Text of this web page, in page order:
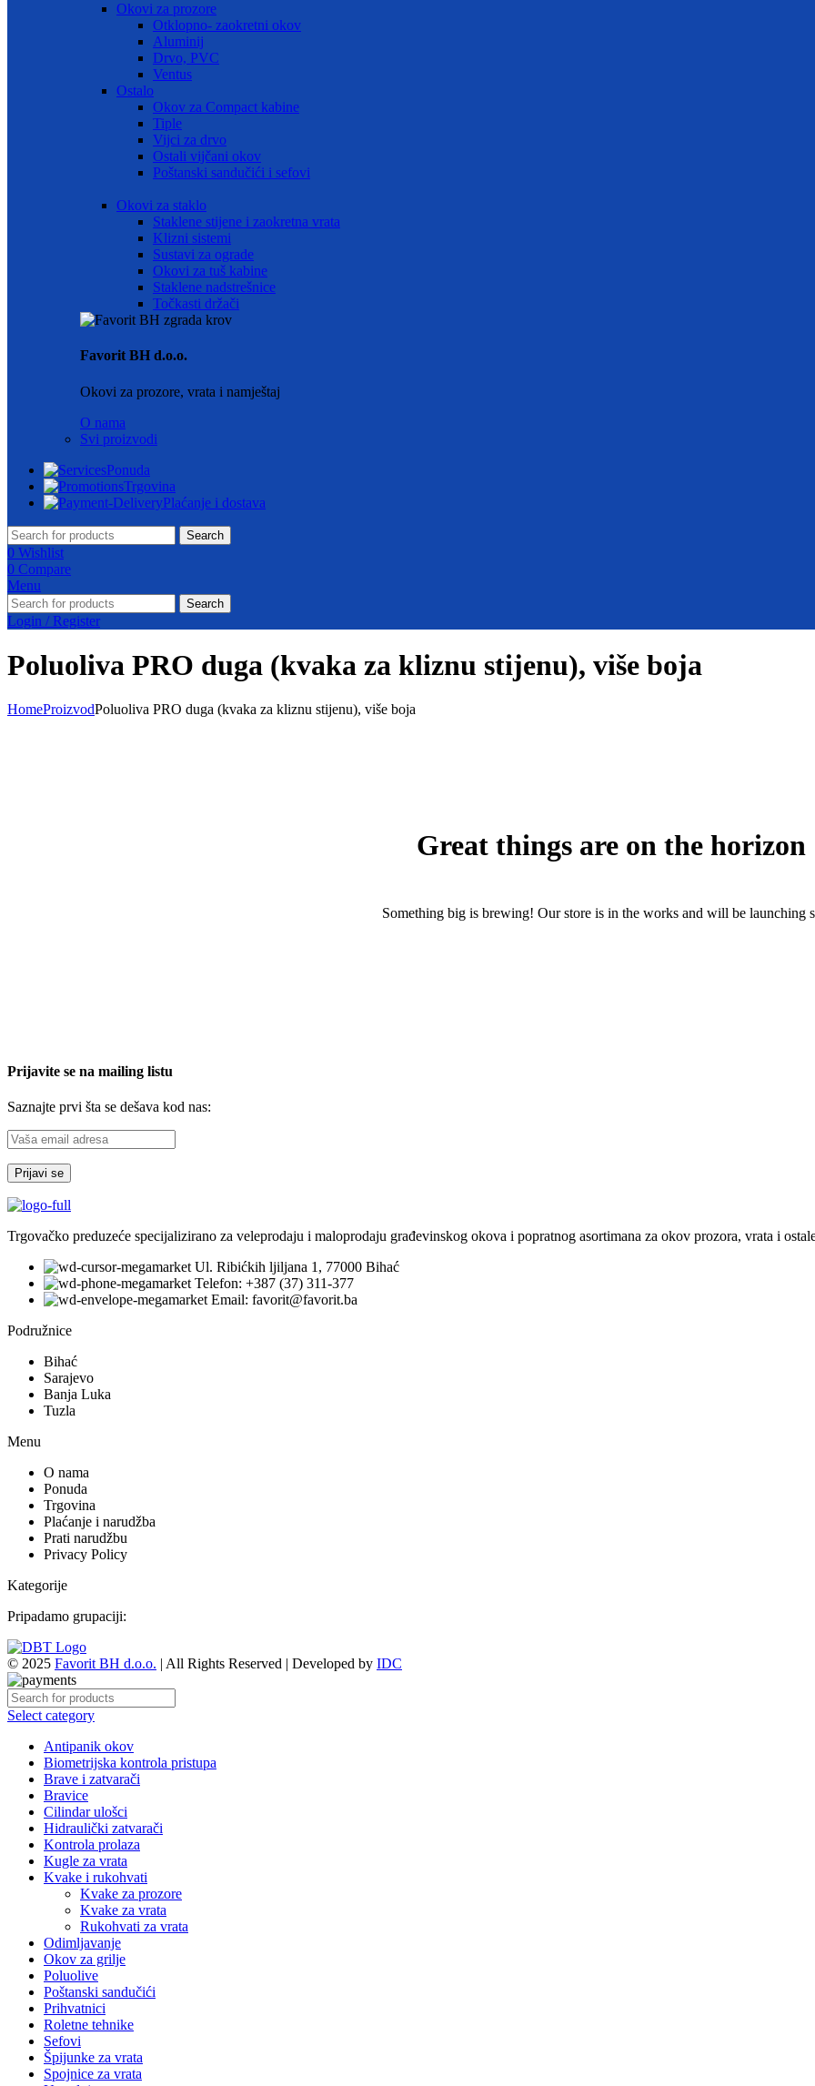
Okovi za prozore
Otklopno- zaokretni okov
Aluminij
Drvo, PVC
Ventus
Ostalo
Okov za Compact kabine
Tiple
Vijci za drvo
Ostali vijčani okov
Poštanski sandučići i sefovi
Okovi za staklo
Staklene stijene i zaokretna vrata
Klizni sistemi
Sustavi za ograde
Okovi za tuš kabine
Staklene nadstrešnice
Točkasti držači
Favorit BH d.o.o.
Okovi za prozore, vrata i namještaj
O nama
Svi proizvodi
Ponuda
Trgovina
Plaćanje i dostava
Search
0 Wishlist
0 Compare
Menu
Search
Login / Register
Poluoliva PRO duga (kvaka za kliznu stijenu), više boja
HomeProizvodPoluoliva PRO duga (kvaka za kliznu stijenu), više boja
Great things are on the horizon
Something big is brewing! Our store is in the works and will be launching
Prijavite se na mailing listu
Saznajte prvi šta se dešava kod nas:
Trgovačko preduzeće specijalizirano za veleprodaju i maloprodaju građevinskog okova i popratnog asortimana za okov prozora, vrata i
Ul. Ribićkih ljiljana 1, 77000 Bihać
Telefon: +387 (37) 311-377
Email: favorit@favorit.ba
Podružnice
Bihać
Sarajevo
Banja Luka
Tuzla
Menu
O nama
Ponuda
Trgovina
Plaćanje i narudžba
Prati narudžbu
Privacy Policy
Kategorije
Pripadamo grupaciji:
© 2025 Favorit BH d.o.o. | All Rights Reserved | Developed by IDC
Select category
Antipanik okov
Biometrijska kontrola pristupa
Brave i zatvarači
Bravice
Cilindar ulošci
Hidraulički zatvarači
Kontrola prolaza
Kugle za vrata
Kvake i rukohvati
Kvake za prozore
Kvake za vrata
Rukohvati za vrata
Odimljavanje
Okov za grilje
Poluolive
Poštanski sandučići
Prihvatnici
Roletne tehnike
Sefovi
Špijunke za vrata
Spojnice za vrata